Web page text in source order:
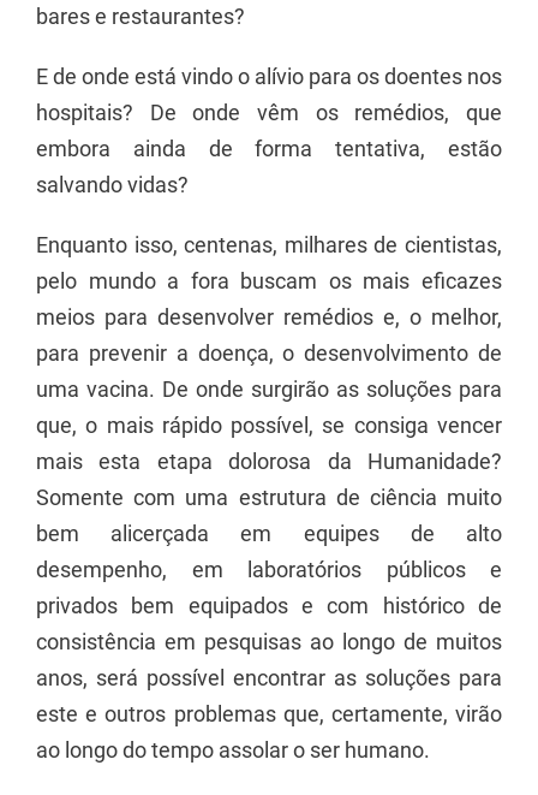
bares e restaurantes?
E de onde está vindo o alívio para os doentes nos
hospitais? De onde vêm os remédios, que
embora ainda de forma tentativa, estão
salvando vidas?
Enquanto isso, centenas, milhares de cientistas,
pelo mundo a fora buscam os mais eficazes
meios para desenvolver remédios e, o melhor,
para prevenir a doença, o desenvolvimento de
uma vacina. De onde surgirão as soluções para
que, o mais rápido possível, se consiga vencer
mais esta etapa dolorosa da Humanidade?
Somente com uma estrutura de ciência muito
bem alicerçada em equipes de alto
desempenho, em laboratórios públicos e
privados bem equipados e com histórico de
consistência em pesquisas ao longo de muitos
anos, será possível encontrar as soluções para
este e outros problemas que, certamente, virão
ao longo do tempo assolar o ser humano.